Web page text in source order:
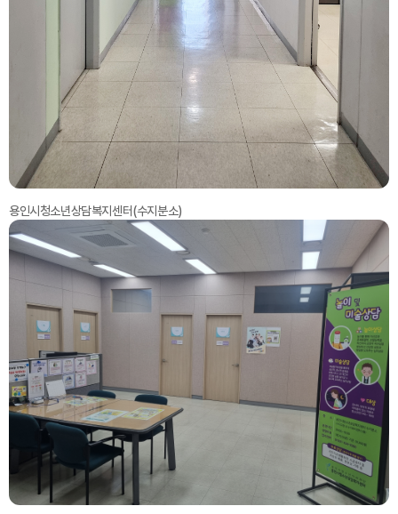
용인시청소년상담복지센터(수지분소)